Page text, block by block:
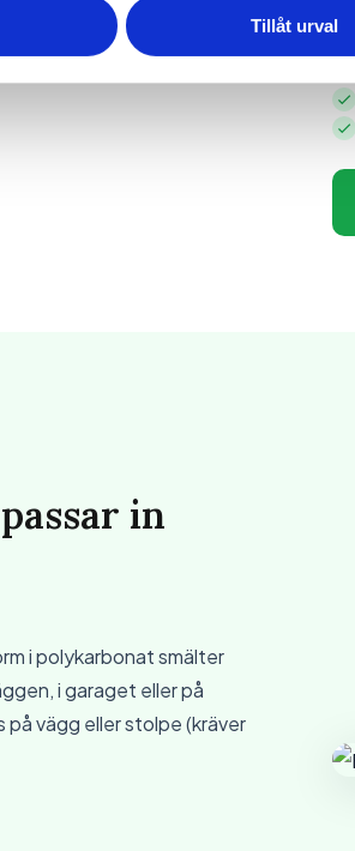
Tillåt urval
in
i polykarbonat smälter
i garaget eller på
vägg eller stolpe (kräver